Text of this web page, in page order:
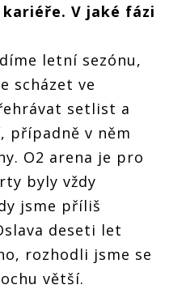
kariéře. V jaké fázi
letní sezónu,
scházet ve
setlist a
případně v něm
O2 arena je pro
byly vždy
jsme příliš
deseti let
rozhodli jsme se
větší.